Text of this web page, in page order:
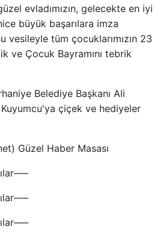
evladımızın, gelecekte en iyi
büyük başarılara imza
vesileyle tüm çocuklarımızın 23
ve Çocuk Bayramını tebrik
Belediye Başkanı Ali
çiçek ve hediyeler
Güzel Haber Masası